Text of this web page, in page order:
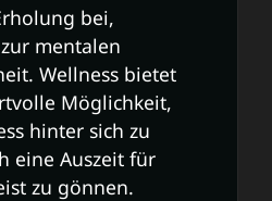
bei,
mentalen
Wellness bietet
Möglichkeit,
hinter sich zu
eine Auszeit für
zu gönnen.